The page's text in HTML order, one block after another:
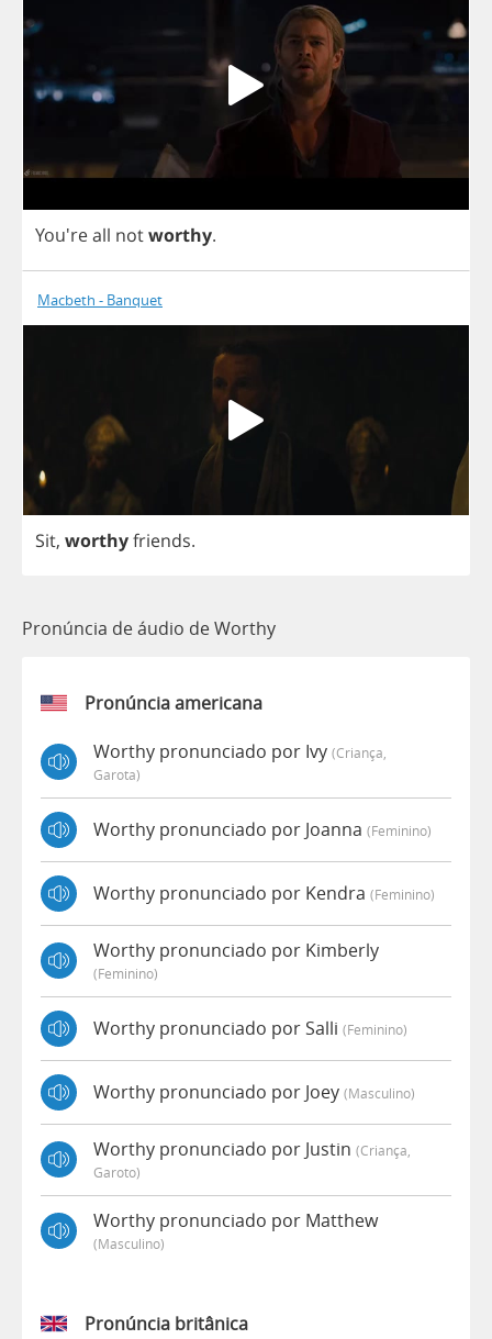
You'reall notworthy.
Macbeth - Banquet
Sit, worthyfriends.
Pronúncia de áudio de Worthy
Pronúncia americana
Worthy pronunciado por Ivy (criança,
Garota)
Worthy pronunciado por Joanna (feminino)
Worthy pronunciado por Kendra (feminino)
Worthy pronunciado por Kimberly
(feminino)
Worthy pronunciado por Salli (feminino)
Worthy pronunciado por Joey (masculino)
Worthy pronunciado por Justin (criança,
Garoto)
Worthy pronunciado por Matthew
(masculino)
Pronúncia britânica